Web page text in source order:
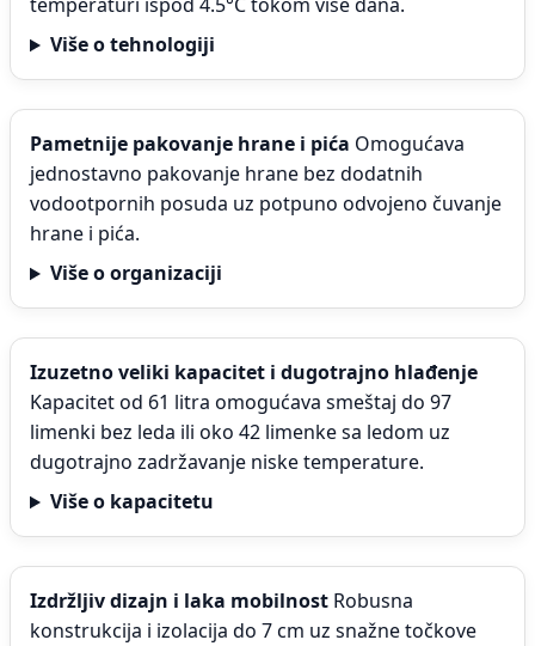
Više o tehnologiji
Pametnije pakovanje hrane i pića Omogućava
jednostavno pakovanje hrane bez dodatnih
vodootpornih posuda uz potpuno odvojeno čuvanje
hrane i pića.
Više o organizaciji
Izuzetno veliki kapacitet i dugotrajno hlađenje
Kapacitet od 61 litra omogućava smeštaj do 97
limenki bez leda ili oko 42 limenke sa ledom uz
dugotrajno zadržavanje niske temperature.
Više o kapacitetu
Izdržljiv dizajn i laka mobilnost Robusna
konstrukcija i izolacija do 7 cm uz snažne točkove